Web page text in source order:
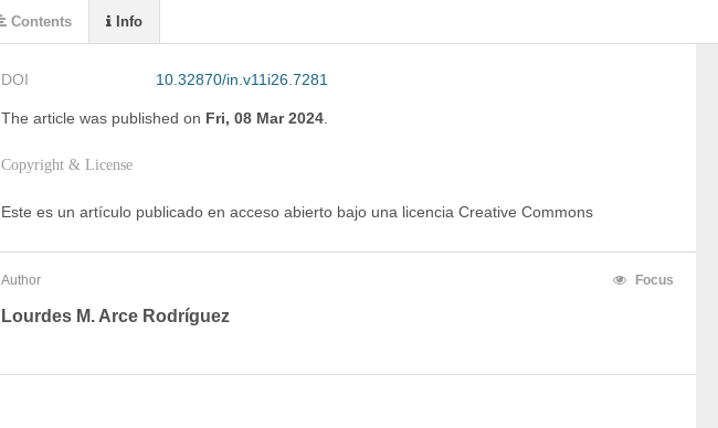
DOI 10.32870/in.v11i26.7281
The article was published on Fri, 08 Mar 2024
Copyright & License
Este es un artículo publicado en acceso abierto bajo una licencia Creative Commons
Author Focus
Lourdes M. Arce Rodríguez
Contents Info